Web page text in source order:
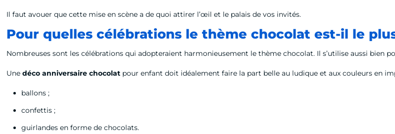
Il faut avouer que cette mise en scène a de quoi attirer l’œil et le palais de vos invités.
Pour quelles célébrations le thème chocolat est-il le
Nombreuses sont les célébrations qui adopteraient harmonieusement le thème chocolat. Il s’utilise aussi bien
Unedéco anniversaire chocolat pour enfant doit idéalement faire la part belle au ludique et aux couleurs en
ballons ;
confettis ;
guirlandes en forme de chocolats.